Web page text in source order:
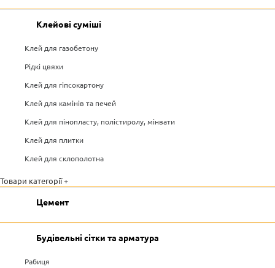
Клейові суміші
Клей для газобетону
Рідкі цвяхи
Клей для гіпсокартону
Клей для камінів та печей
Клей для пінопласту, полістиролу, мінвати
Клей для плитки
Клей для склополотна
Товари категорії +
Цемент
Будівельні сітки та арматура
Рабиця